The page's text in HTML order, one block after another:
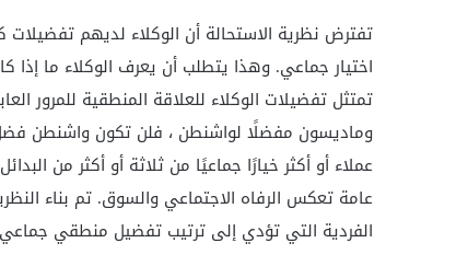
تفترض نظرية الاستحالة أن الوكلاء لديهم
اختيار جماعي. وهذا يتطلب أن يعرف الوكلاء ما إذا
تمتثل تفضيلات الوكلاء للعلاقة المنطقية للمرور
وماديسون مفضلًا لواشنطن ، فلن تكون واشنطن فضل
عملاء أو أكثر خيارًا جماعيًا من ثلاثة أو أكثر من
عامة تعكس الرفاه الاجتماعي والسوق. تم بناء
الفردية التي تؤدي إلى ترتيب تفضيل منطقي جماعي